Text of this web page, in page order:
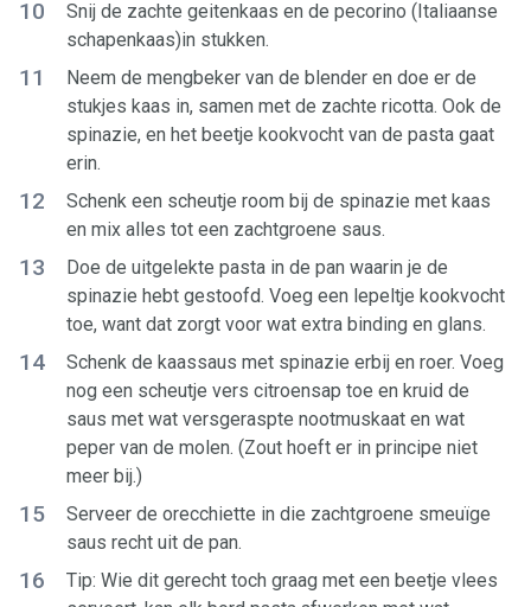
10
Snij de zachte geitenkaas en de pecorino (Italiaanse
schapenkaas)in stukken.
11
Neem de mengbeker van de blender en doe er de
stukjes kaas in, samen met de zachte ricotta. Ook de
spinazie, en het beetje kookvocht van de pasta gaat
erin.
12
Schenk een scheutje room bij de spinazie met kaas
en mix alles tot een zachtgroene saus.
13
Doe de uitgelekte pasta in de pan waarin je de
spinazie hebt gestoofd. Voeg een lepeltje kookvocht
toe, want dat zorgt voor wat extra binding en glans.
14
Schenk de kaassaus met spinazie erbij en roer. Voeg
nog een scheutje vers citroensap toe en kruid de
saus met wat versgeraspte nootmuskaat en wat
peper van de molen. (Zout hoeft er in principe niet
meer bij.)
15
Serveer de orecchiette in die zachtgroene smeuïge
saus recht uit de pan.
16
Tip: Wie dit gerecht toch graag met een beetje vlees